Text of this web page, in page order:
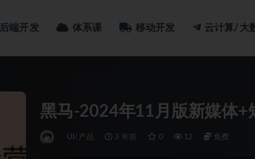
后端开发 体系课 移动开发 云计算/大
黑马-2024年11月版新媒体+
UI/产品 3 年前 0 12 免费